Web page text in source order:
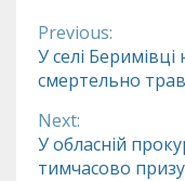
Continue
Reading
Previous:
У селі
смертельно
Next:
У обласній
тимчасово